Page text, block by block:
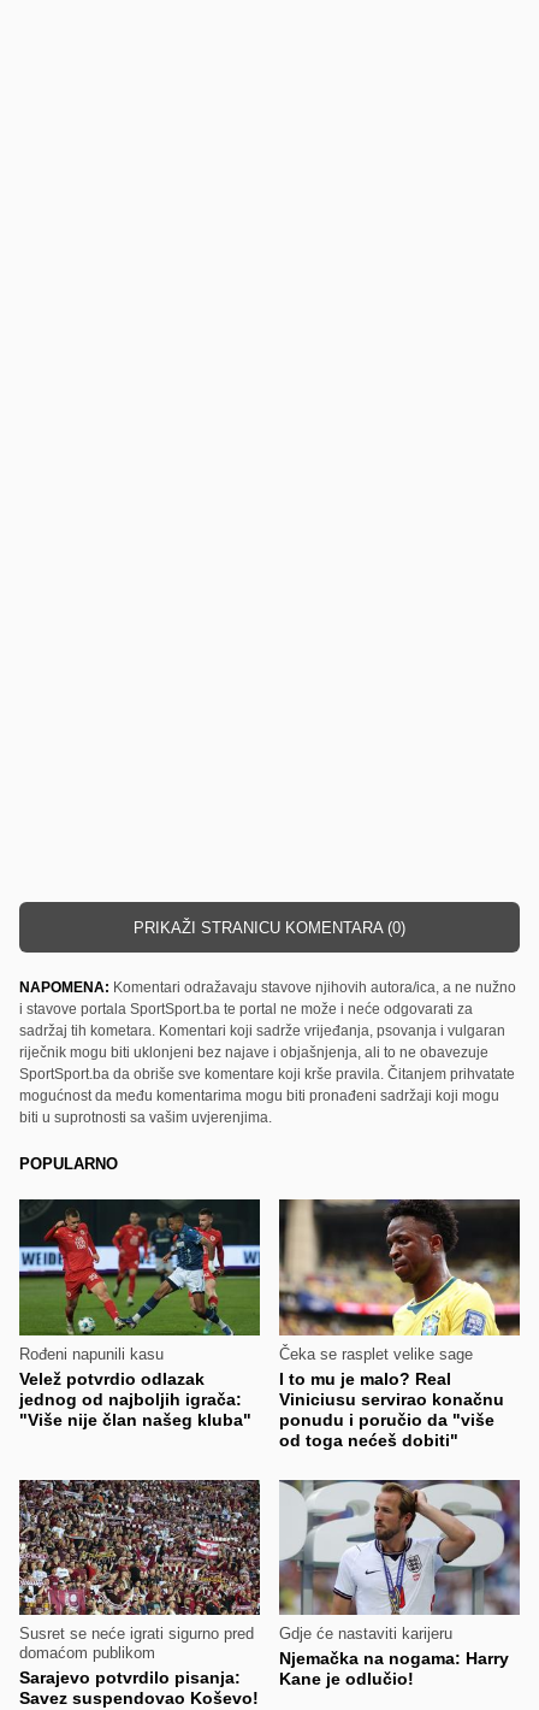
PRIKAŽI STRANICU KOMENTARA (0)
NAPOMENA: Komentari odražavaju stavove njihovih autora/ica, a ne nužno
i stavove portala SportSport.ba te portal ne može i neće odgovarati za
sadržaj tih kometara. Komentari koji sadrže vrijeđanja, psovanja i vulgaran
riječnik mogu biti uklonjeni bez najave i objašnjenja, ali to ne obavezuje
SportSport.ba da obriše sve komentare koji krše pravila. Čitanjem prihvatate
mogućnost da među komentarima mogu biti pronađeni sadržaji koji mogu
biti u suprotnosti sa vašim uvjerenjima.
POPULARNO
Rođeni napunili kasu
Velež potvrdio odlazak
jednog od najboljih igrača:
"Više nije član našeg kluba"
Čeka se rasplet velike sage
I to mu je malo? Real
Viniciusu servirao konačnu
ponudu i poručio da "više
od toga nećeš dobiti"
Susret se neće igrati sigurno pred
domaćom publikom
Sarajevo potvrdilo pisanja:
Savez suspendovao Koševo!
Gdje će nastaviti karijeru
Njemačka na nogama: Harry
Kane je odlučio!